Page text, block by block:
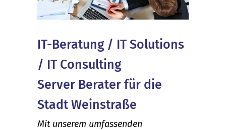
IT-Beratung / IT Solutions
/ IT Consulting
Server Berater für die
Stadt Weinstraße
Mit unserem umfassenden